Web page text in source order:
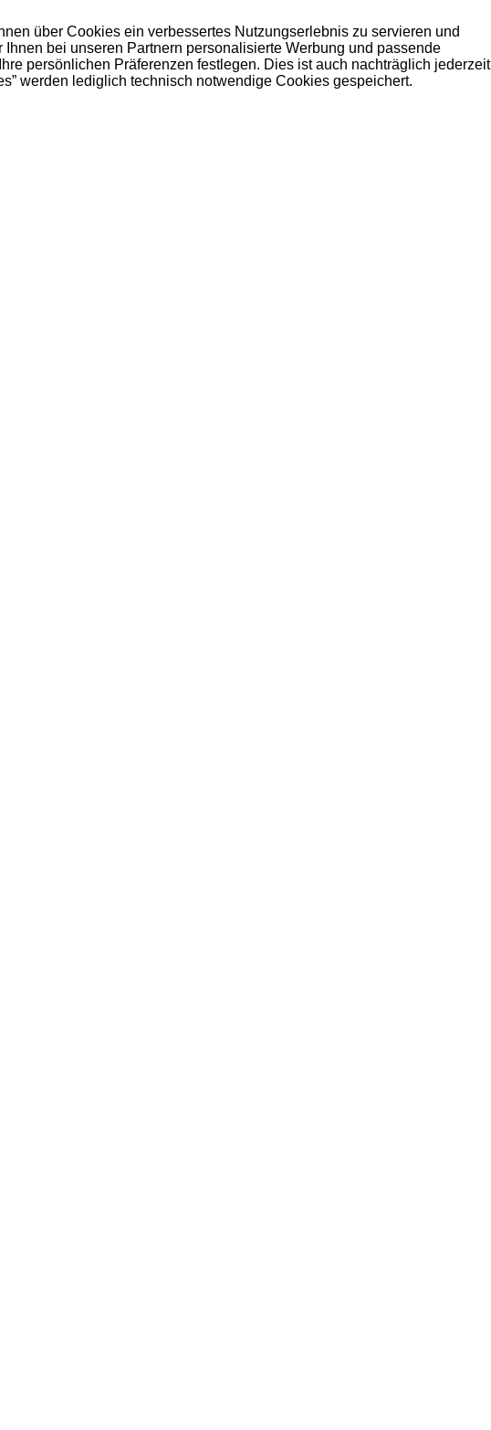
über Cookies ein verbessertes Nutzungserlebnis zu servieren und
bei unseren Partnern personalisierte Werbung und passende
persönlichen Präferenzen festlegen. Dies ist auch nachträglich jederzeit
werden lediglich technisch notwendige Cookies gespeichert.